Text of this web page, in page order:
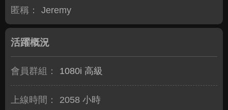
匿稱：
Jeremy
活躍概況
會員群組： 1080i 高級
上線時間：
2058 小時